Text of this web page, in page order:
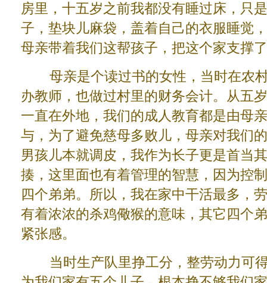
房里，十五岁之前我都没有睡过床，只
子，垫块儿麻袋，盖着自己的衣服睡觉
母亲带着我们这帮孩子，把这个家支撑
母亲是个读过书的女性，当时在农村
办教师，也做过村里的财务会计。从五
一直在外地，我们的成人教育都是由母
与，为了避免慈母多败儿，母亲对我们
男孩儿本就调皮，我作为长子更是首当
揍，这里面也有着管理的智慧，因为控
四个弟弟。所以，我在家中干活最多，
有着浓浓的杀鸡儆猴的意味，其它四个
紧张感。
当时生产队里挣工分，整劳动力可得